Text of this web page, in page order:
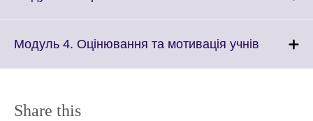
More
Модуль 4. Оцінювання та мотивація учнів
Share this